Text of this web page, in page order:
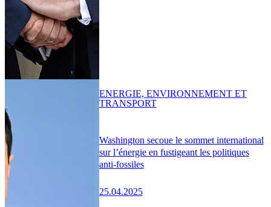
Washington secoue le sommet international
sur l’énergie en fustigeant les politiques
anti-fossiles
25.04.2025
ENERGIE, ENVIRONNEMENT ET
TRANSPORT